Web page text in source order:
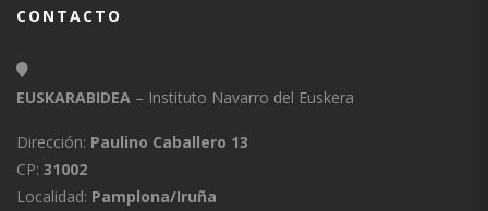
CONTACTO
EUSKARABIDEA – Instituto Navarro del Euskera
Dirección: Paulino Caballero 13
CP: 31002
Localidad: Pamplona/Iruña